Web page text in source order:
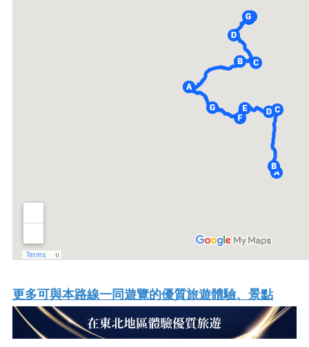
更多可與本路線一同遊覽的優質旅遊體驗、景點